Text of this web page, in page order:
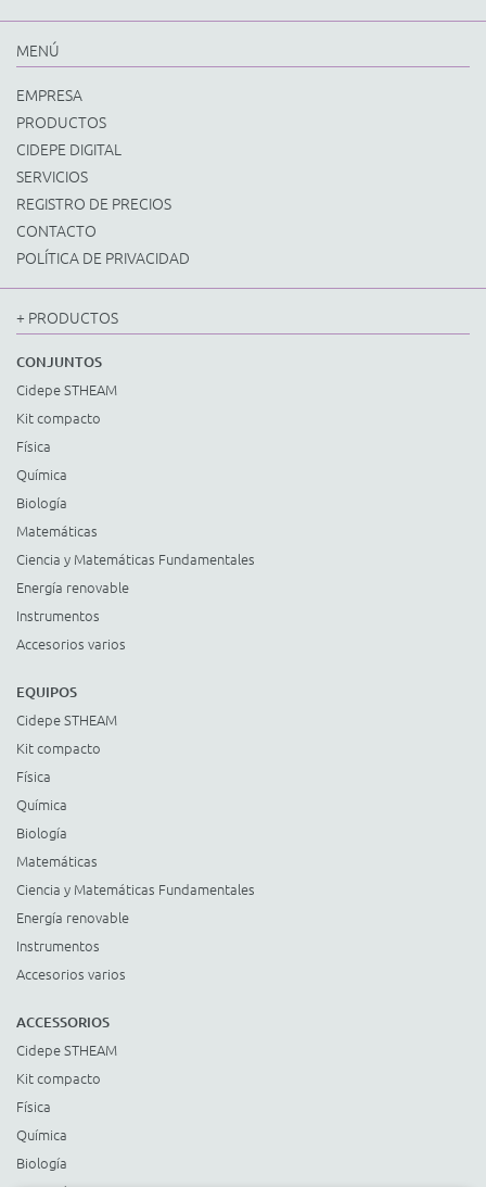
MENÚ
EMPRESA
PRODUCTOS
CIDEPE DIGITAL
SERVICIOS
REGISTRO DE PRECIOS
CONTACTO
POLÍTICA DE PRIVACIDAD
+ PRODUCTOS
CONJUNTOS
Cidepe STHEAM
Kit compacto
Física
Química
Biología
Matemáticas
Ciencia y Matemáticas Fundamentales
Energía renovable
Instrumentos
Accesorios varios
EQUIPOS
Cidepe STHEAM
Kit compacto
Física
Química
Biología
Matemáticas
Ciencia y Matemáticas Fundamentales
Energía renovable
Instrumentos
Accesorios varios
ACCESSORIOS
Cidepe STHEAM
Kit compacto
Física
Química
Biología